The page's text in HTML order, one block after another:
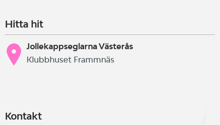
Hitta hit
Jollekappseglarna Västerås
Klubbhuset Frammnäs
Kontakt